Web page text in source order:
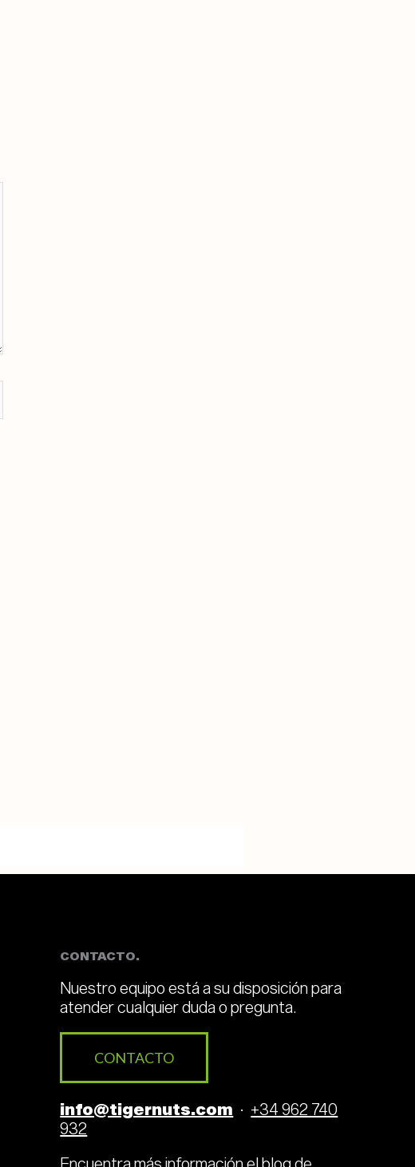
CONTACTO.
Nuestro equipo está a su disposición para
atender cualquier duda o pregunta.
CONTACTO
info@tigernuts.com · +34 962 740
932
Encuentra más información elblog de